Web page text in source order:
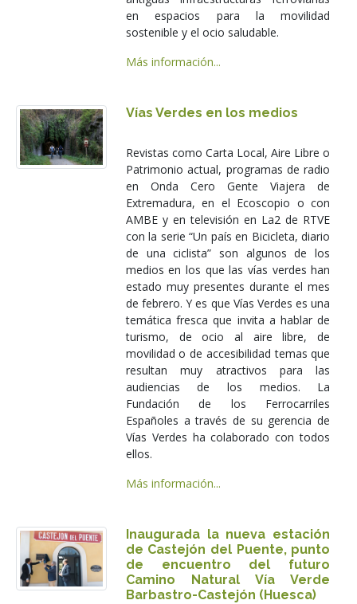
en espacios para la movilidad
sostenible y el ocio saludable.
Más información...
Vías Verdes en los medios
Revistas como Carta Local, Aire Libre o
Patrimonio actual, programas de radio
en Onda Cero Gente Viajera de
Extremadura, en el Ecoscopio o con
AMBE y en televisión en La2 de RTVE
con la serie “Un país en Bicicleta, diario
de una ciclista” son algunos de los
medios en los que las vías verdes han
estado muy presentes durante el mes
de febrero. Y es que Vías Verdes es una
temática fresca que invita a hablar de
turismo, de ocio al aire libre, de
movilidad o de accesibilidad temas que
resultan muy atractivos para las
audiencias de los medios. La
Fundación de los Ferrocarriles
Españoles a través de su gerencia de
Vías Verdes ha colaborado con todos
ellos.
Más información...
Inaugurada la nueva estación
de Castejón del Puente, punto
de encuentro del futuro
Camino Natural Vía Verde
Barbastro-Castejón (Huesca)